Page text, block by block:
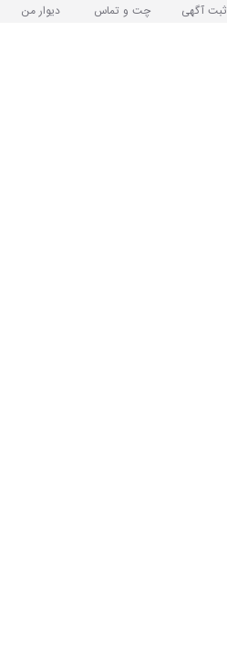
ثبت آگهی چت و تماس دیوار من